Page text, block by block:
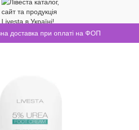
доставка при оплаті на ФОП